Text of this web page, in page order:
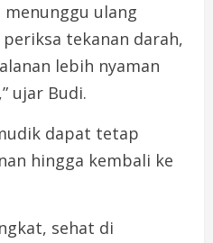
menunggu ulang
tekanan darah,
lebih nyaman
ujar Budi.
dapat tetap
hingga kembali ke
sehat di